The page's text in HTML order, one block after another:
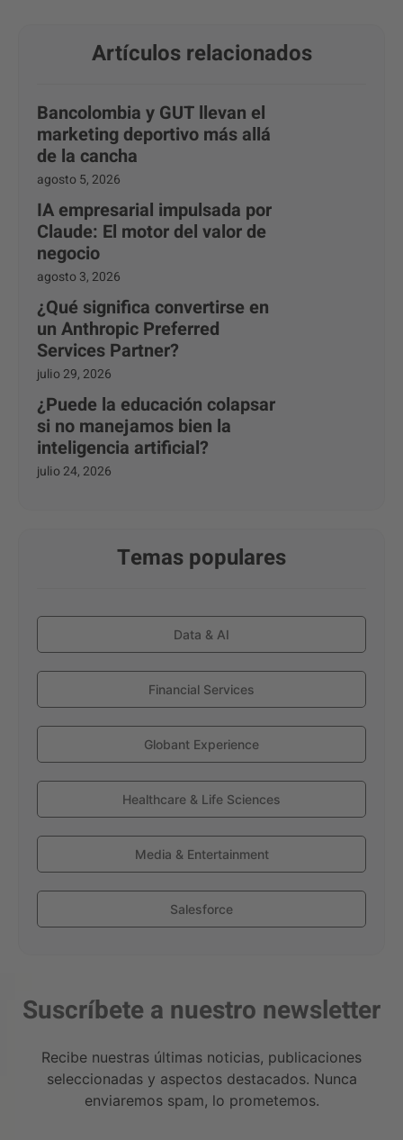
Artículos relacionados
Bancolombia y GUT llevan el
marketing deportivo más allá
de la cancha
agosto 5, 2026
IA empresarial impulsada por
Claude: El motor del valor de
negocio
agosto 3, 2026
¿Qué significa convertirse en
un Anthropic Preferred
Services Partner?
julio 29, 2026
¿Puede la educación colapsar
si no manejamos bien la
inteligencia artificial?
julio 24, 2026
Temas populares
Data & AI
Financial Services
Globant Experience
Healthcare & Life Sciences
Media & Entertainment
Salesforce
Suscríbete a nuestro newsletter
Recibe nuestras últimas noticias, publicaciones
seleccionadas y aspectos destacados. Nunca
enviaremos spam, lo prometemos.